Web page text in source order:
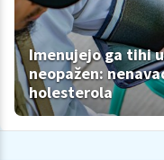
Imenujejo ga tihi
neopažen:
holesterola